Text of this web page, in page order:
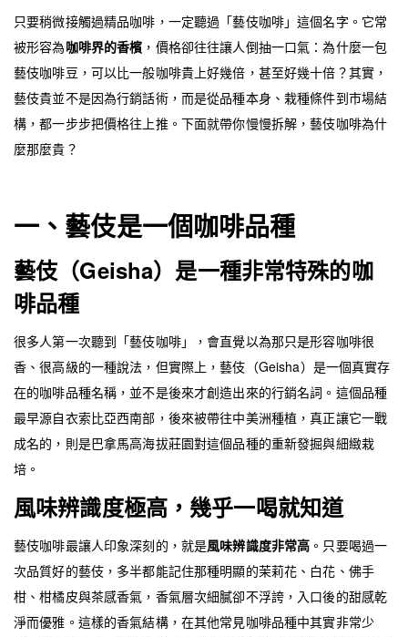
只要稍微接觸過精品咖啡，一定聽過「藝伎咖啡」這個名字。它常
被形容為咖啡界的香檳 ，價格卻往往讓人倒抽一口氣：為什麼一包
藝伎咖啡豆，可以比一般咖啡貴上好幾倍，甚至好幾十倍？其實，
藝伎貴並不是因為行銷話術，而是從品種本身、栽種條件到市場結
構，都一步步把價格往上推。下面就帶你慢慢拆解，藝伎咖啡為什
麼那麼貴？
一、藝伎是一個咖啡品種
藝伎（Geisha）是一種非常特殊的咖
啡品種
很多人第一次聽到「藝伎咖啡」，會直覺以為那只是形容咖啡很
香、很高級的一種說法，但實際上，藝伎（Geisha）是一個真實存
在的咖啡品種名稱，並不是後來才創造出來的行銷名詞。這個品種
最早源自衣索比亞西南部，後來被帶往中美洲種植，真正讓它一戰
成名的，則是巴拿馬高海拔莊園對這個品種的重新發掘與細緻栽
培。
風味辨識度極高，幾乎一喝就知道
藝伎咖啡最讓人印象深刻的，就是風味辨識度非常高 。只要喝過一
次品質好的藝伎，多半都能記住那種明顯的茉莉花、白花、佛手
柑、柑橘皮與茶感香氣，香氣層次細膩卻不浮誇，入口後的甜感乾
淨而優雅。這樣的香氣結構，在其他常見咖啡品種中其實非常少